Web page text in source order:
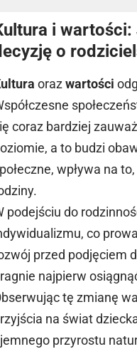
i wartości:
o
orazwartości
coraz bardziej
a to budzi
wpływa na
podejściu do
co
przed podjęciem
najpierw
tę zmianę
na świat
przyrostu